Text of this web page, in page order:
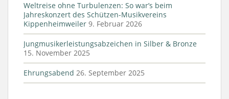
Weltreise ohne Turbulenzen: So war’s beim
Jahreskonzert des Schützen-Musikvereins
Kippenheimweiler 9. Februar 2026
Jungmusikerleistungsabzeichen in Silber & Bronze
15. November 2025
Ehrungsabend 26. September 2025